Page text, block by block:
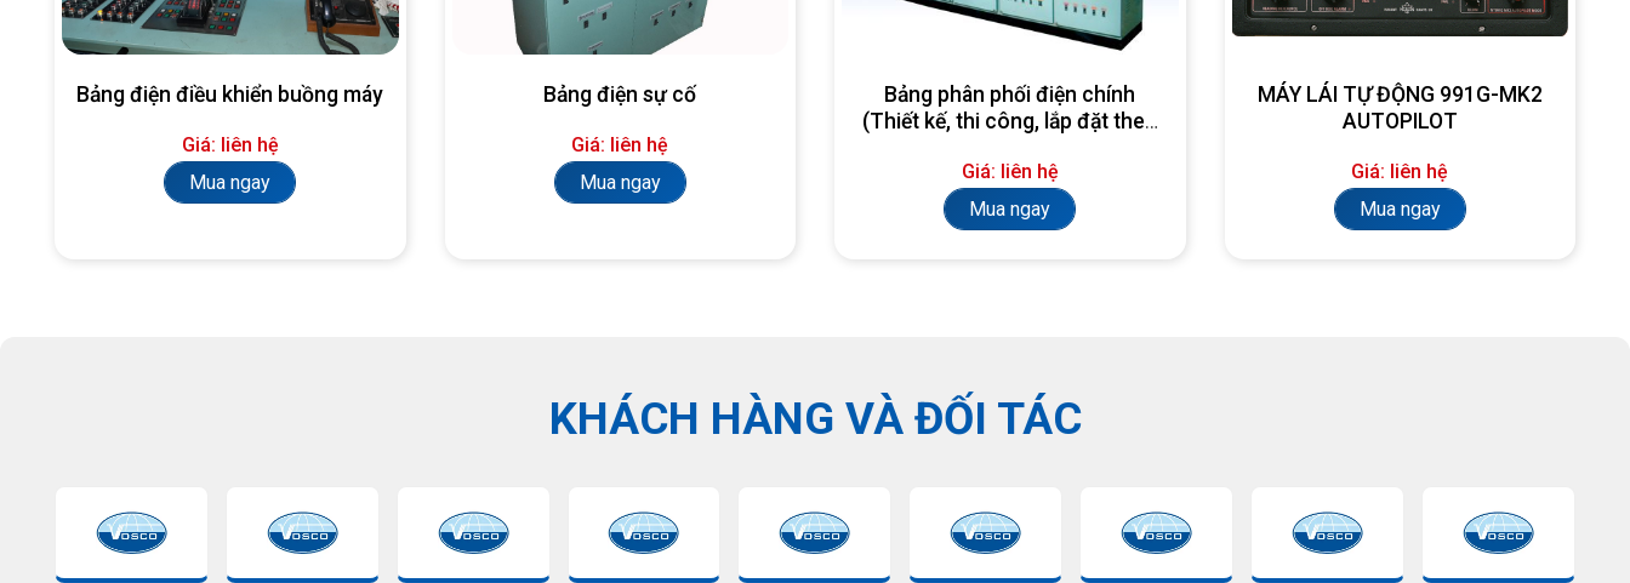
Bảng điện điều khiển buồng máy
Giá: liên hệ
Mua ngay
Bảng điện sự cố
Giá: liên hệ
Mua ngay
Bảng phân phối điện chính
(Thiết kế, thi công, lắp đặt theo
Giá: liên hệ
Mua ngay
MÁY LÁI TỰ ĐỘNG 991G-MK2
AUTOPILOT
Giá: liên hệ
Mua ngay
KHÁCH HÀNG VÀ ĐỐI TÁC